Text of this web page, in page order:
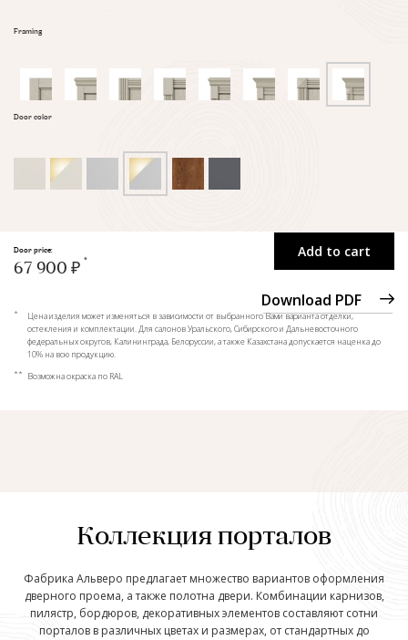
Framing
Door color
Add to cart
Download PDF
Door price:
67 900 ₽
*
Цена изделия может изменяться в зависимости от выбранного Вами варианта отделки,
остекления и комплектации. Для салонов Уральского, Сибирского и Дальневосточного
федеральных округов, Калининграда, Белоруссии, а также Казахстана допускается наценка до
10% на всю продукцию.
** Возможна окраска по RAL
Коллекция порталов
Фабрика Альверо предлагает множество вариантов оформления
дверного проема, а также полотна двери. Комбинации карнизов,
пилястр, бордюров, декоративных элементов составляют сотни
порталов в различных цветах и размерах, от стандартных до